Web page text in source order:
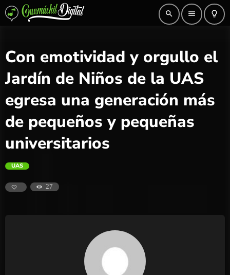
search menu lightbulb_outline
Con emotividad y orgullo el
Jardín de Niños de la UAS
egresa una generación más
de pequeños y pequeñas
universitarios
UAS
27